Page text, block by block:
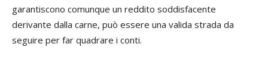
garantiscono comunque un reddito soddisfacente
derivante dalla carne, può essere una valida strada da
seguire per far quadrare i conti.